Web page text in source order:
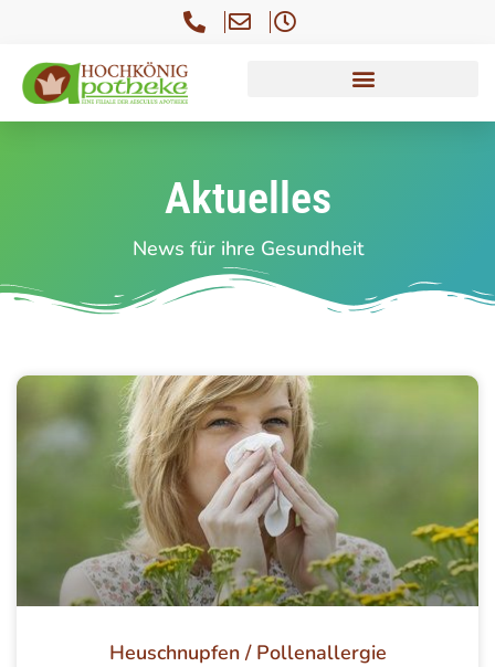
Aktuelles
News für ihre Gesundheit
Heuschnupfen / Pollenallergie